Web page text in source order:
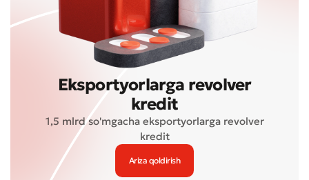
Eksportyorlarga revolver
kredit
1,5 mlrd so'mgacha eksportyorlarga revolver
kredit
Ariza qoldirish